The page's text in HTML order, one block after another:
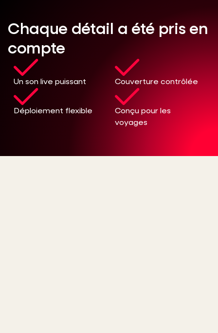
Chaque détail a été pris en
compte
Un son live puissant Couverture contrôlée
Déploiement flexible
Conçu pour les
voyages